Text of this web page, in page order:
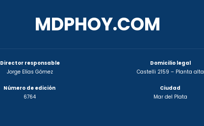
MDPHOY.COM
Director responsable
Jorge Elías Gómez
Número de edición
6764
Domicilio legal
Castelli 2159 – Planta alta
Ciudad
Mar del Plata